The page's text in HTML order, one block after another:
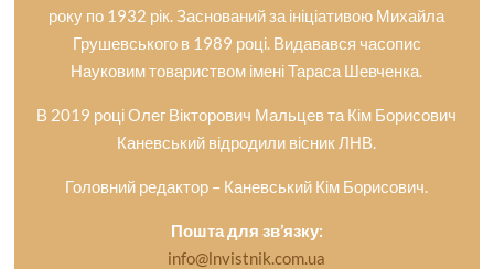
року по 1932 рік. Заснований за ініціативою Михайла
Грушевського в 1989 році. Видавався часопис
Науковим товариством імені Тараса Шевченка.
В 2019 році Олег Вікторович Мальцев та Кім Борисович
Каневський відродили вісник ЛНВ.
Головний редактор – Каневський Кім Борисович.
Пошта для зв’язку:
info@lnvistnik.com.ua